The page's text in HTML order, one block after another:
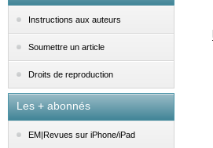
Instructions aux auteurs
Soumettre un article
Droits de reproduction
Les + abonnés
EM|Revues sur iPhone/iPad